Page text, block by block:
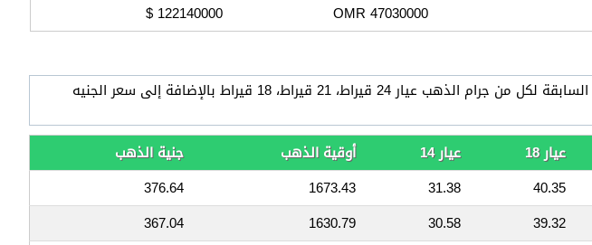
47030000 OMR
122140000 $
في الجدول التالي نستعرض لكم اسعار الذهب في عمان الأيام السابقة لكل من جرام الذهب عيار 24 قيراط، 21 قيراط، 18 قيراط بالإضافة إلى سعر الجنيه
عيار 18 عيار 14 أوقية الذهب
جنية الذهب
40.35
31.38
1673.43
376.64
39.32
30.58
1630.79
367.04